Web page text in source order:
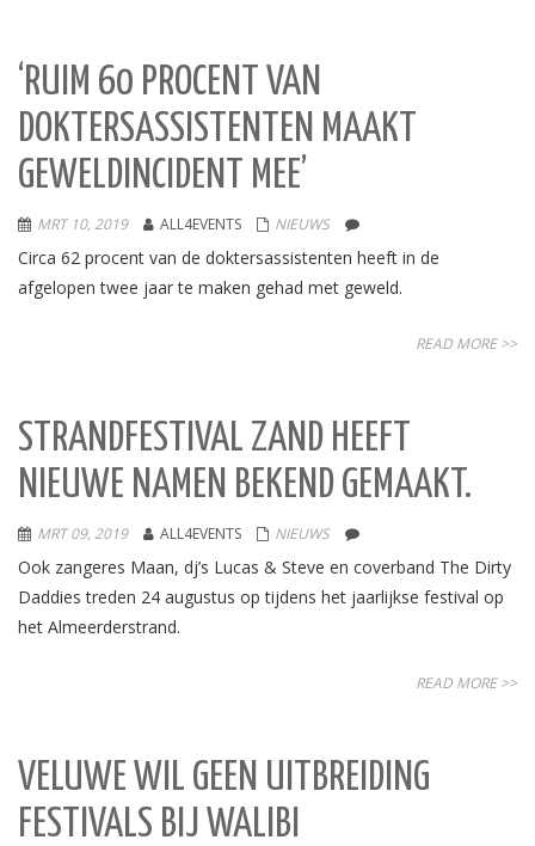
‘RUIM 60 PROCENT VAN
DOKTERSASSISTENTEN MAAKT
GEWELDINCIDENT MEE’
MRT 10, 2019 ALL4EVENTS NIEUWS
Circa 62 procent van de doktersassistenten heeft in de
afgelopen twee jaar te maken gehad met geweld.
READ MORE >>
STRANDFESTIVAL ZAND HEEFT
NIEUWE NAMEN BEKEND GEMAAKT.
MRT 09, 2019 ALL4EVENTS NIEUWS
Ook zangeres Maan, dj’s Lucas & Steve en coverband The Dirty
Daddies treden 24 augustus op tijdens het jaarlijkse festival op
het Almeerderstrand.
READ MORE >>
VELUWE WIL GEEN UITBREIDING
FESTIVALS BIJ WALIBI